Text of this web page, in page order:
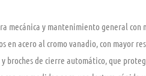
mecánica y mantenimiento general con
en acero al cromo vanadio, con mayor
broches de cierre automático, que